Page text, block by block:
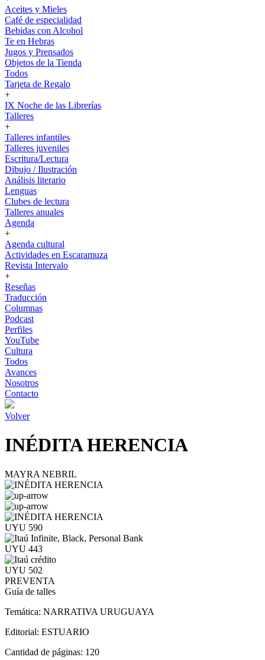
Aceites y Mieles
Café de especialidad
Bebidas con Alcohol
Te en Hebras
Jugos y Prensados
Objetos de la Tienda
Todos
Tarjeta de Regalo
+
IX Noche de las Librerías
Talleres
+
Talleres infantiles
Talleres juveniles
Escritura/Lectura
Dibujo / Ilustración
Análisis literario
Lenguas
Clubes de lectura
Talleres anuales
Agenda
+
Agenda cultural
Actividades en Escaramuza
Revista Intervalo
+
Reseñas
Traducción
Columnas
Podcast
Perfiles
YouTube
Cultura
Todos
Avances
Nosotros
Contacto
Volver
INÉDITA HERENCIA
MAYRA NEBRIL
UYU 590
UYU 443
UYU 502
PREVENTA
Guía de talles
Temática: NARRATIVA URUGUAYA
Editorial: ESTUARIO
Cantidad de páginas: 120